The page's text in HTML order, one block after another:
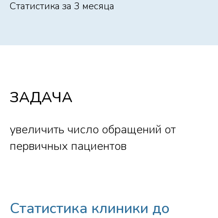
Статистика за 3 месяца
ЗАДАЧА
увеличить число обращений от
первичных пациентов
Статистика клиники до